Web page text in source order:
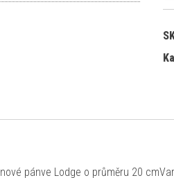
pánve Lodge o průměru 20